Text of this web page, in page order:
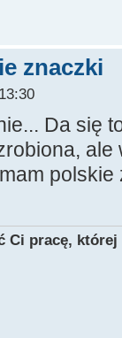
znaczki
Da się
polskie
Ci pracę,